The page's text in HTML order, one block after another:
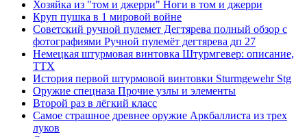
Хозяйка из "том и джерри" Ноги в том и джерри
Круп пушка в 1 мировой войне
Советский ручной пулемет Дегтярева полный обзор с
фотографиями Ручной пулемёт дегтярева дп 27
Немецкая штурмовая винтовка Штурмгевер: описание,
ТТХ
История первой штурмовой винтовки Sturmgewehr Stg
Оружие спецназа Прочие узлы и элементы
Второй раз в лёгкий класс
Самое страшное древнее оружие Аркбаллиста из трех
луков